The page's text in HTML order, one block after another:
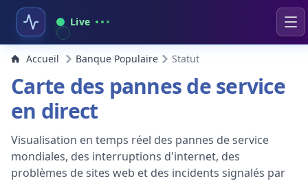
Live
Accueil Banque Populaire Statut
Carte des pannes de service
en direct
Visualisation en temps réel des pannes de service
mondiales, des interruptions d'internet, des
problèmes de sites web et des incidents signalés par